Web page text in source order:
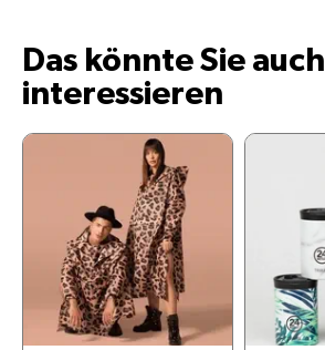
Das könnte Sie auch
interessieren